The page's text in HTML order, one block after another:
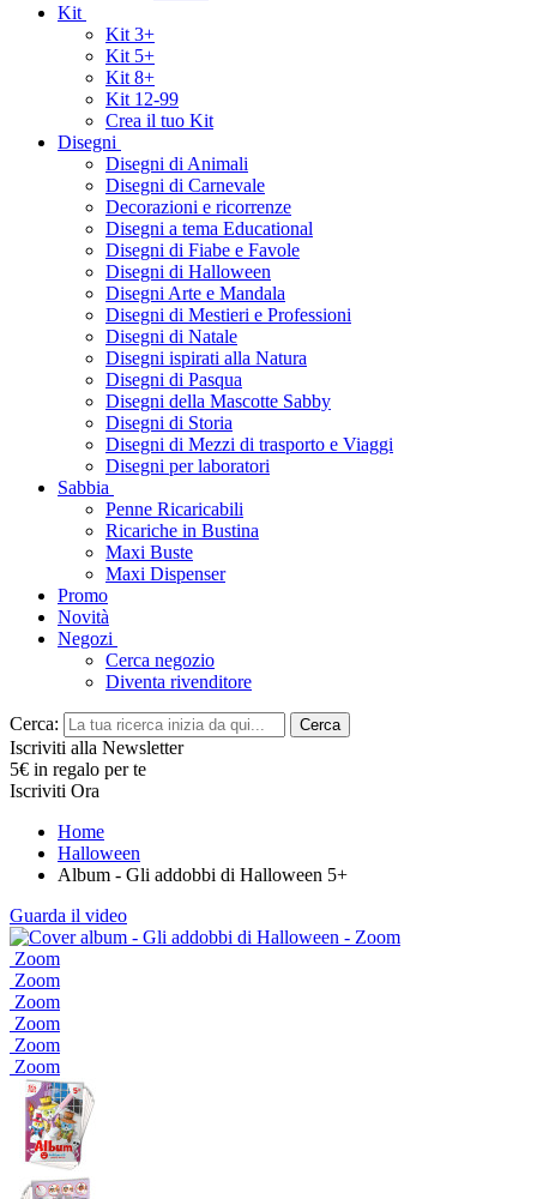
Kit
Kit 3+
Kit 5+
Kit 8+
Kit 12-99
Crea il tuo Kit
Disegni
Disegni di Animali
Disegni di Carnevale
Decorazioni e ricorrenze
Disegni a tema Educational
Disegni di Fiabe e Favole
Disegni di Halloween
Disegni Arte e Mandala
Disegni di Mestieri e Professioni
Disegni di Natale
Disegni ispirati alla Natura
Disegni di Pasqua
Disegni della Mascotte Sabby
Disegni di Storia
Disegni di Mezzi di trasporto e Viaggi
Disegni per laboratori
Sabbia
Penne Ricaricabili
Ricariche in Bustina
Maxi Buste
Maxi Dispenser
Promo
Novità
Negozi
Cerca negozio
Diventa rivenditore
Cerca: Cerca
Iscriviti alla Newsletter
5€ in regalo per te
Iscriviti Ora
Home
Halloween
Album - Gli addobbi di Halloween 5+
Guarda il video
Zoom
Zoom
Zoom
Zoom
Zoom
Zoom
Zoom